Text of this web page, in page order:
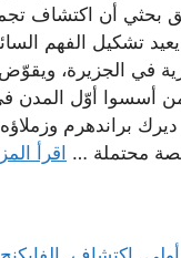
بحثي أن اكتشاف
تشكيل الفهم
في الجزيرة، ويقوّض
أسسوا أوّل المدن
ديرك براندهرم
اقرأ